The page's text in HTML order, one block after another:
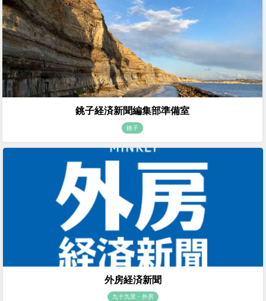
銚子経済新聞編集部準備室
銚子
外房経済新聞
九十九里・外房